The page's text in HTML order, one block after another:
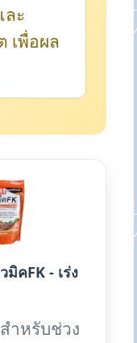
ะ
เพื่อผล
มิคFK - เร่ง
ำหรับช่วง